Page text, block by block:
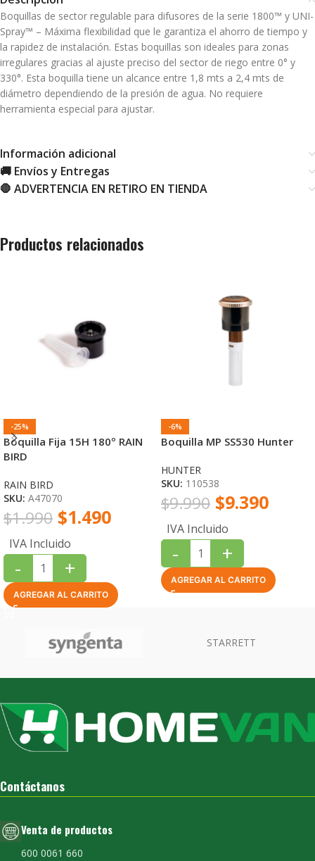
Boquillas de sector regulable para difusores de la serie 1800™ y UNI-
Spray™ – Máxima flexibilidad que le garantiza el ahorro de tiempo y
la rapidez de instalación. Estas boquillas son ideales para zonas
irregulares gracias al ajuste preciso del sector de riego entre 0° y
330°. Esta boquilla tiene un alcance entre 1,8 mts a 2,4 mts de
diámetro dependiendo de la presión de agua. No requiere
herramienta especial para ajustar.
Información adicional
🚚 Envíos y Entregas
🛑 ADVERTENCIA EN RETIRO EN TIENDA
Productos relacionados
-25%
Boquilla Fija 15H 180º RAIN
BIRD
RAIN BIRD
SKU: A47070
$1.990 $1.490
IVA Incluido
- +
AGREGAR AL CARRITO
-6%
Boquilla MP SS530 Hunter
HUNTER
SKU: 110538
$9.990 $9.390
IVA Incluido
- +
AGREGAR AL CARRITO
Contáctanos
Venta de productos
600 0061 660